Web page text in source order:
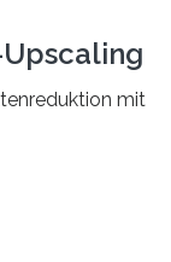
mit
für